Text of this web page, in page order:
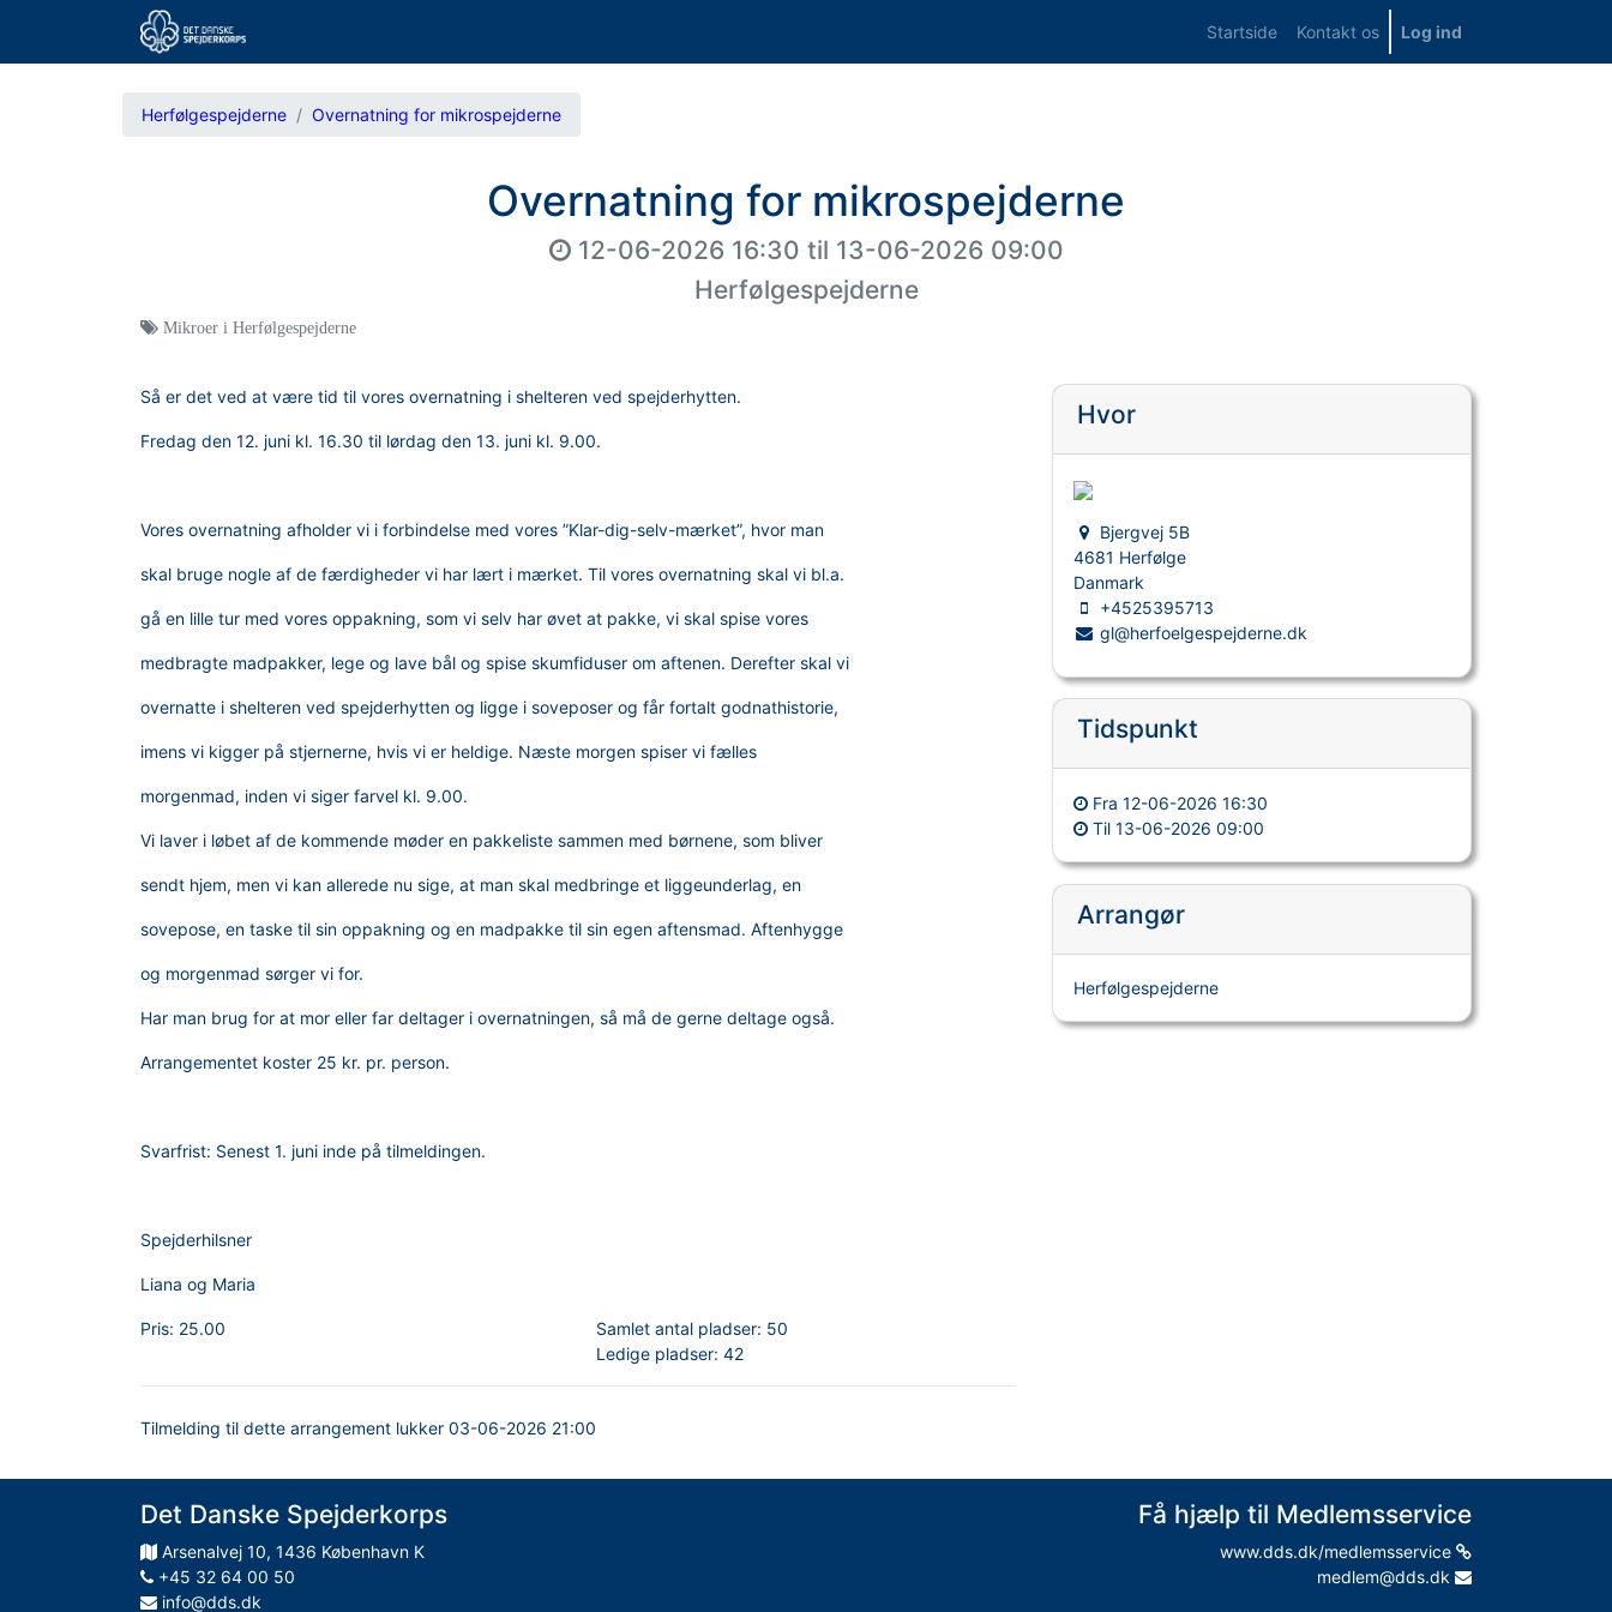
Startside Kontakt os Log ind
Herfølgespejderne Overnatning for mikrospejderne
Overnatning for mikrospejderne
12-06-2026 16:30 til 13-06-2026 09:00
Herfølgespejderne
Mikroer i Herfølgespejderne
Så er det ved at være tid til vores overnatning i shelteren ved spejderhytten.
Fredag den 12. juni kl. 16.30 til lørdag den 13. juni kl. 9.00.
Vores overnatning afholder vi i forbindelse med vores ”Klar-dig-selv-mærket”, hvor man
skal bruge nogle af de færdigheder vi har lært i mærket. Til vores overnatning skal vi bl.a.
gå en lille tur med vores oppakning, som vi selv har øvet at pakke, vi skal spise vores
medbragte madpakker, lege og lave bål og spise skumfiduser om aftenen. Derefter skal vi
overnatte i shelteren ved spejderhytten og ligge i soveposer og får fortalt godnathistorie,
imens vi kigger på stjernerne, hvis vi er heldige. Næste morgen spiser vi fælles
morgenmad, inden vi siger farvel kl. 9.00.
Vi laver i løbet af de kommende møder en pakkeliste sammen med børnene, som bliver
sendt hjem, men vi kan allerede nu sige, at man skal medbringe et liggeunderlag, en
sovepose, en taske til sin oppakning og en madpakke til sin egen aftensmad. Aftenhygge
og morgenmad sørger vi for.
Har man brug for at mor eller far deltager i overnatningen, så må de gerne deltage også.
Arrangementet koster 25 kr. pr. person.
Svarfrist: Senest 1. juni inde på tilmeldingen.
Spejderhilsner
Liana og Maria
Pris: 25.00 Samlet antal pladser: 50
Ledige pladser: 42
Tilmelding til dette arrangement lukker 03-06-2026 21:00
Hvor
Bjergvej 5B
4681 Herfølge
Danmark
+4525395713
gl@herfoelgespejderne.dk
Tidspunkt
Fra12-06-2026 16:30
Til13-06-2026 09:00
Arrangør
Herfølgespejderne
Det Danske Spejderkorps
Arsenalvej 10, 1436 København K
+45 32 64 00 50
info@dds.dk
Få hjælp til Medlemsservice
www.dds.dk/medlemsservice
medlem@dds.dk